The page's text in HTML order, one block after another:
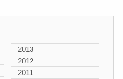
2013
2012
2011